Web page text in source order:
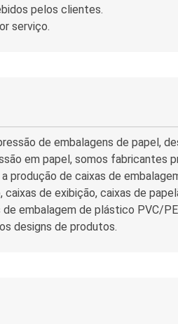
pelos clientes.
serviço.
de embalagens de papel,
em papel, somos fabricantes
de caixas de
de exibição, caixas de
embalagem de plástico PVC/
designs de produtos.